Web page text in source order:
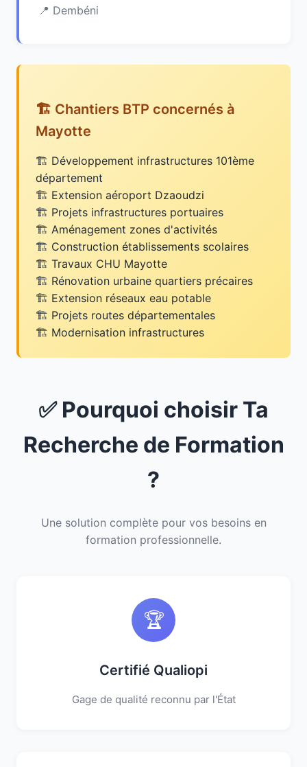
Dembéni
🏗️ Chantiers BTP concernés à
Mayotte
Développement infrastructures 101ème
département
Extension aéroport Dzaoudzi
Projets infrastructures portuaires
Aménagement zones d'activités
Construction établissements scolaires
Travaux CHU Mayotte
Rénovation urbaine quartiers précaires
Extension réseaux eau potable
Projets routes départementales
Modernisation infrastructures
✅ Pourquoi choisir Ta
Recherche de Formation
?
Une solution complète pour vos besoins en
formation professionnelle.
🏆
Certifié Qualiopi
Gage de qualité reconnu par l'État